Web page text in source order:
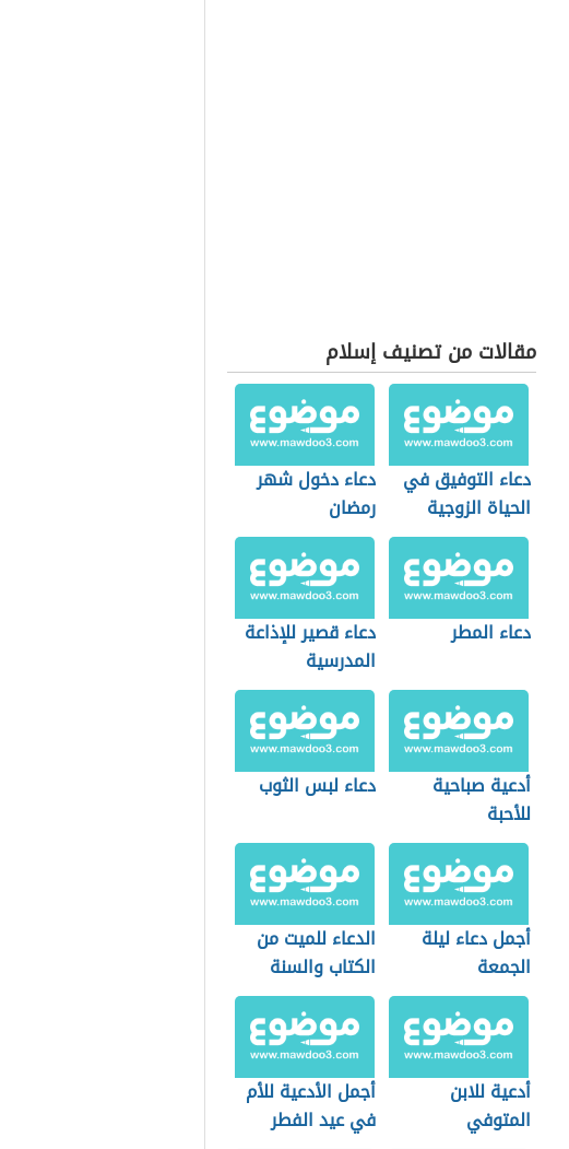
مقالات من تصنيف إسلام
دعاء التوفيق في
الحياة الزوجية
دعاء دخول شهر
رمضان
دعاء المطر
دعاء قصير للإذاعة
المدرسية
أدعية صباحية
للأحبة
دعاء لبس الثوب
أجمل دعاء ليلة
الجمعة
الدعاء للميت من
الكتاب والسنة
أدعية للابن
المتوفي
أجمل الأدعية للأم
في عيد الفطر